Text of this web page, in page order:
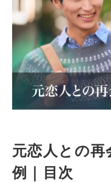
元恋人との
例｜目次